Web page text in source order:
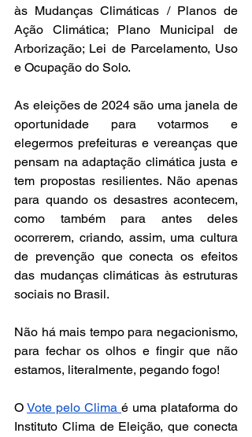
às Mudanças Climáticas / Planos de
Ação Climática; Plano Municipal de
Arborização; Lei de Parcelamento, Uso
e Ocupação do Solo.
As eleições de 2024 são uma janela de
oportunidade para votarmos e
elegermos prefeituras e vereanças que
pensam na adaptação climática justa e
tem propostas resilientes. Não apenas
para quando os desastres acontecem,
como também para antes deles
ocorrerem, criando, assim, uma cultura
de prevenção que conecta os efeitos
das mudanças climáticas às estruturas
sociais no Brasil.
Não há mais tempo para negacionismo,
para fechar os olhos e fingir que não
estamos, literalmente, pegando fogo!
O Vote pelo Clima é uma plataforma do
Instituto Clima de Eleição, que conecta